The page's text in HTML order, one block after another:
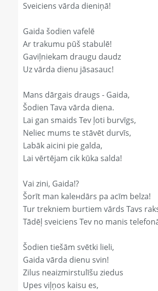
Sveiciens vārda dieniņā!
Gaida šodien vafelē
Ar trakumu pūš stabulē!
Gaviļniekam draugu daudz
Uz vārda dienu jāsasauc!
Mans dārgais draugs - Gaida,
Šodien Tava vārda diena.
Lai gan smaids Tev ļoti burvīgs,
Neliec mums te stāvēt durvīs,
Labāk aicini pie galda,
Lai vērtējam cik kūka salda!
Vai zini, Gaida!?
Šorīt man kaleнdārs pa acīm belza!
Tur trekniem burtiem vārds Tavs
Tādēļ sveiciens Tev no manis
Šodien tiešām svētki lieli,
Gaida vārda dienu svin!
Zilus neaizmirstulīšu ziedus
Upes viļņos kaisu es,